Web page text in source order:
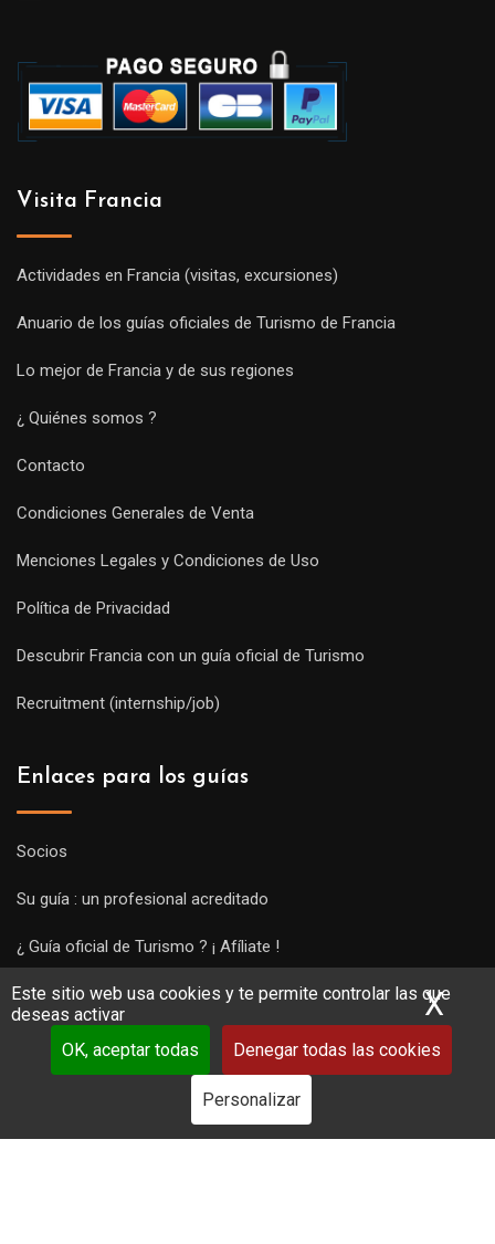
Este sitio web usa cookies y te permite controlar las que
deseas activar
OK, aceptar todas
Denegar todas las cookies
Personalizar
X
Visita Francia
Actividades en Francia (visitas, excursiones)
Anuario de los guías oficiales de Turismo de Francia
Lo mejor de Francia y de sus regiones
¿ Quiénes somos ?
Contacto
Condiciones Generales de Venta
Menciones Legales y Condiciones de Uso
Política de Privacidad
Descubrir Francia con un guía oficial de Turismo
Recruitment (internship/job)
Enlaces para los guías
Socios
Su guía : un profesional acreditado
¿ Guía oficial de Turismo ? ¡ Afíliate !
Subir una visita y empezar a trabajar !